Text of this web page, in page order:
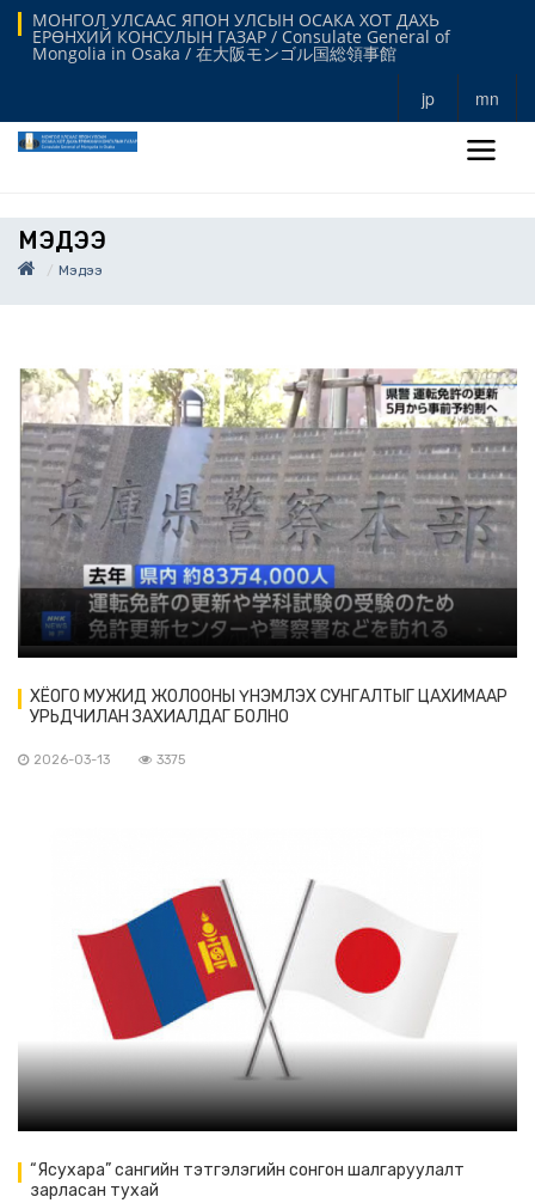
МОНГОЛ УЛСААС ЯПОН УЛСЫН ОСАКА ХОТ ДАХЬ
ЕРӨНХИЙ КОНСУЛЫН ГАЗАР / Consulate General of
Mongolia in Osaka / 在大阪モンゴル国総領事館
jp mn
МЭДЭЭ
Мэдээ
ХЁОГО МУЖИД ЖОЛООНЫ ҮНЭМЛЭХ СУНГАЛТЫГ ЦАХИМААР
УРЬДЧИЛАН ЗАХИАЛДАГ БОЛНО
2026-03-13 3375
“Ясухара” сангийн тэтгэлэгийн сонгон шалгаруулалт
зарласан тухай